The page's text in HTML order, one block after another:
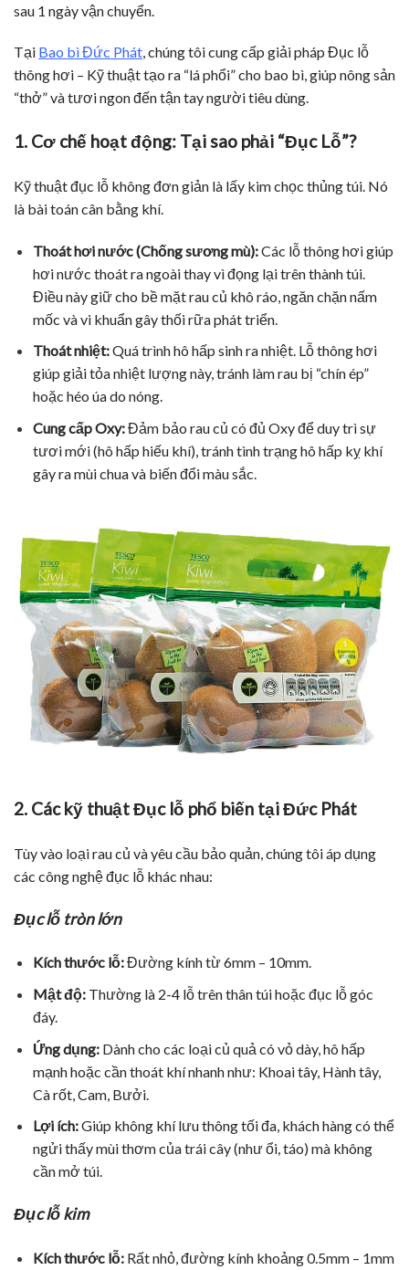
sau 1 ngày vận chuyển.
Tại Bao bì Đức Phát, chúng tôi cung cấp giải pháp Đục lỗ
thông hơi – Kỹ thuật tạo ra “lá phổi” cho bao bì, giúp nông sản
“thở” và tươi ngon đến tận tay người tiêu dùng.
1. Cơ chế hoạt động: Tại sao phải “Đục Lỗ”?
Kỹ thuật đục lỗ không đơn giản là lấy kim chọc thủng túi. Nó
là bài toán cân bằng khí.
Thoát hơi nước (Chống sương mù):Các lỗ thông hơi giúp
hơi nước thoát ra ngoài thay vì đọng lại trên thành túi.
Điều này giữ cho bề mặt rau củ khô ráo, ngăn chặn nấm
mốc và vi khuẩn gây thối rữa phát triển.
Thoát nhiệt:Quá trình hô hấp sinh ra nhiệt. Lỗ thông hơi
giúp giải tỏa nhiệt lượng này, tránh làm rau bị “chín ép”
hoặc héo úa do nóng.
Cung cấp Oxy:Đảm bảo rau củ có đủ Oxy để duy trì sự
tươi mới (hô hấp hiếu khí), tránh tình trạng hô hấp kỵ khí
gây ra mùi chua và biến đổi màu sắc.
2. Các kỹ thuật Đục lỗ phổ biến tại Đức Phát
Tùy vào loại rau củ và yêu cầu bảo quản, chúng tôi áp dụng
các công nghệ đục lỗ khác nhau:
Đục lỗ tròn lớn
Kích thước lỗ:Đường kính từ 6mm – 10mm.
Mật độ:Thường là 2-4 lỗ trên thân túi hoặc đục lỗ góc
đáy.
Ứng dụng:Dành cho các loại củ quả có vỏ dày, hô hấp
mạnh hoặc cần thoát khí nhanh như: Khoai tây, Hành tây,
Cà rốt, Cam, Bưởi.
Lợi ích:Giúp không khí lưu thông tối đa, khách hàng có thể
ngửi thấy mùi thơm của trái cây (như ổi, táo) mà không
cần mở túi.
Đục lỗ kim
Kích thước lỗ:Rất nhỏ, đường kính khoảng 0.5mm – 1mm